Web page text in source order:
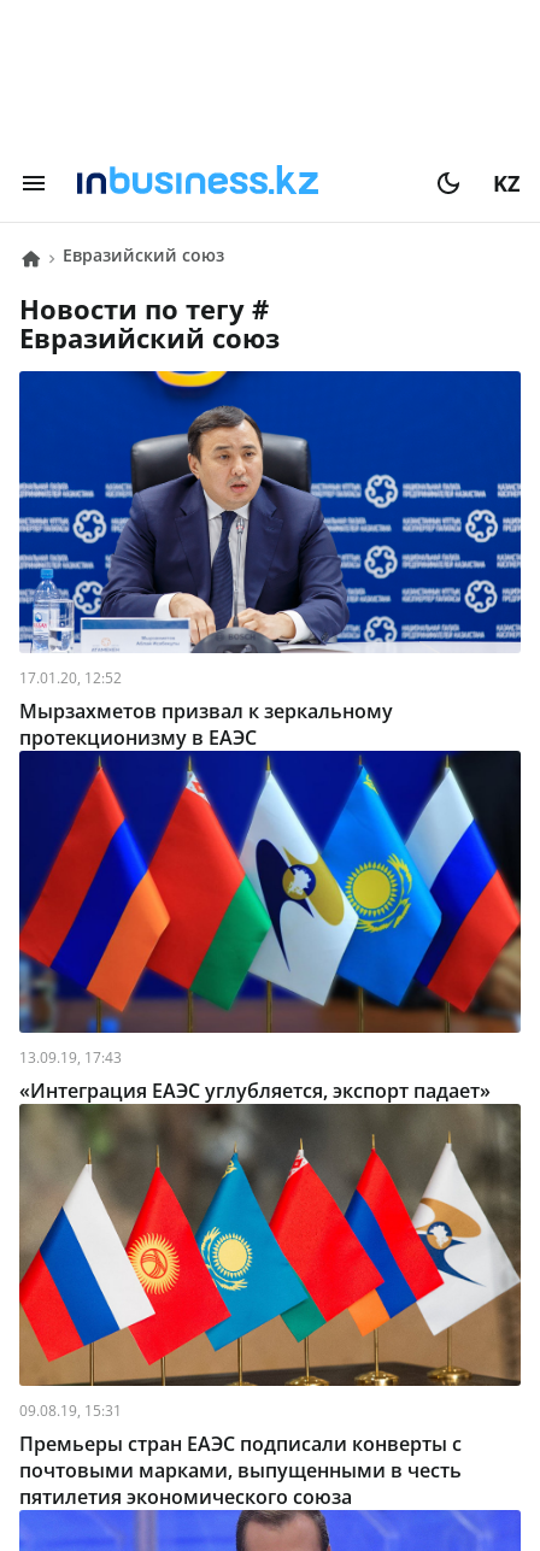
KZ
Евразийский союз
Новости по тегу #
Евразийский союз
17.01.20, 12:52
Мырзахметов призвал к зеркальному
протекционизму в ЕАЭС
13.09.19, 17:43
«Интеграция ЕАЭС углубляется, экспорт падает»
09.08.19, 15:31
Премьеры стран ЕАЭС подписали конверты с
почтовыми марками, выпущенными в честь
пятилетия экономического союза